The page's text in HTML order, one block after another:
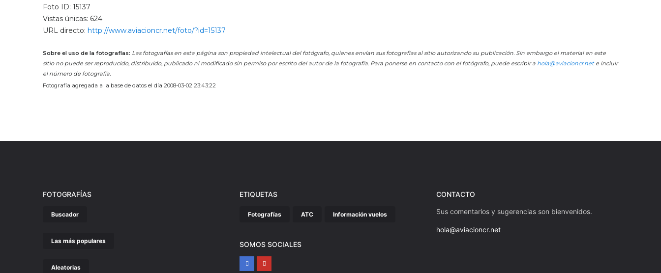
Foto ID: 15137
Vistas únicas: 624
URL directo: http://www.aviacioncr.net/foto/?id=15137
Sobre el uso de la fotografías: Las fotografías en esta página son propiedad intelectual del fotógrafo, quienes envían sus fotografías al sitio autorizando su publicación. Sin embargo el material en este
sitio no puede ser reproducido, distribuido, publicado ni modificado sin permiso por escrito del autor de la fotografía. Para ponerse en contacto con el fotógrafo, puede escribir a hola@aviacioncr.nete incluir
el número de fotografía.
Fotografía agregada a la base de datos el día 2008-03-02 23:43:22
FOTOGRAFÍAS
Buscador
Las más populares
Aleatorias
ETIQUETAS
Fotografías ATC Información vuelos
SOMOS SOCIALES
CONTACTO
Sus comentarios y sugerencias son bienvenidos.
hola@aviacioncr.net